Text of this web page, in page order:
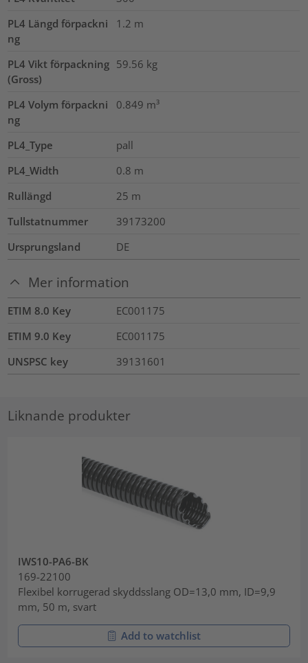
PL4 Längd förpackni
ng
1.2 m
PL4 Vikt förpackning
(Gross)
59.56 kg
PL4 Volym förpackni
ng
0.849 m³
PL4_Type
pall
PL4_Width
0.8 m
Rullängd
25 m
Tullstatnummer
39173200
Ursprungsland
DE
Mer information
ETIM 8.0 Key
EC001175
ETIM 9.0 Key
EC001175
UNSPSC key
39131601
Liknande produkter
IWS10-PA6-BK
169-22100
Flexibel korrugerad skyddsslang OD=13,0 mm, ID=9,9
mm, 50 m, svart
Add to watchlist